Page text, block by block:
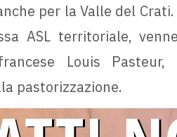
per la Valle del
ASL territoriale,
Louis
pastorizzazione.